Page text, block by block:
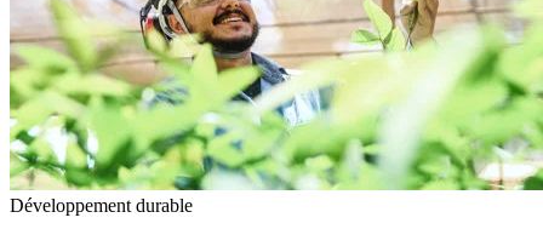
Développement durable